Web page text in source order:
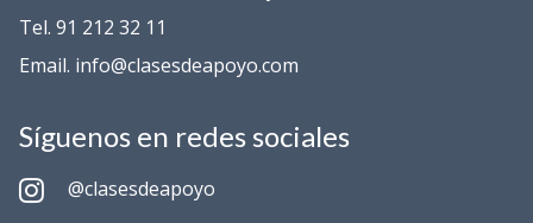
Tel. 91 212 32 11
Email. info@clasesdeapoyo.com
Síguenos en redes sociales
@clasesdeapoyo